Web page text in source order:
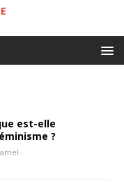
est-elle
?